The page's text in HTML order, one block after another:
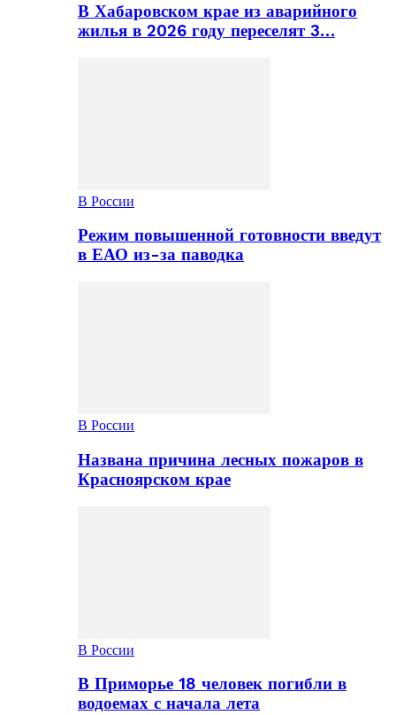
В Хабаровском крае из аварийного
жилья в 2026 году переселят 3…
В России
Режим повышенной готовности введут
в ЕАО из-за паводка
В России
Названа причина лесных пожаров в
Красноярском крае
В России
В Приморье 18 человек погибли в
водоемах с начала лета